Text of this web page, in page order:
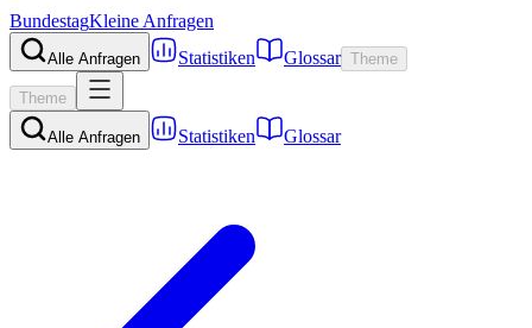
BundestagKleine Anfragen
Alle Anfragen Statistiken Glossar Theme
Theme
Alle Anfragen Statistiken Glossar